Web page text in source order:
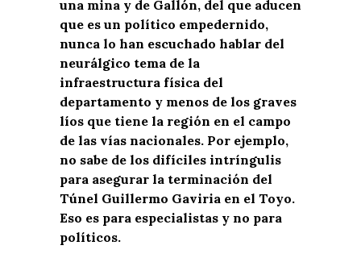
una mina y de Gallón, del que aducen
que es un político empedernido,
nunca lo han escuchado hablar del
neurálgico tema de la
infraestructura física del
departamento y menos de los graves
líos que tiene la región en el campo
de las vías nacionales. Por ejemplo,
no sabe de los difíciles intríngulis
para asegurar la terminación del
Túnel Guillermo Gaviria en el Toyo.
Eso es para especialistas y no para
políticos.